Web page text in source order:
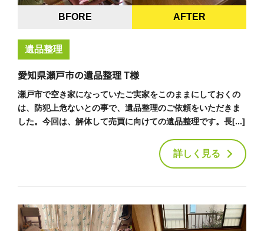
BFORE AFTER
遺品整理
愛知県瀬戸市の遺品整理 T様
瀬戸市で空き家になっていたご実家をこのままにしておくの
は、防犯上危ないとの事で、遺品整理のご依頼をいただきま
した。今回は、解体して売買に向けての遺品整理です。長[...]
詳しく見る